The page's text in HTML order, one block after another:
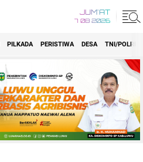
JUM'AT
7 08 2026
PILKADA PERISTIWA DESA TNI/POLRI